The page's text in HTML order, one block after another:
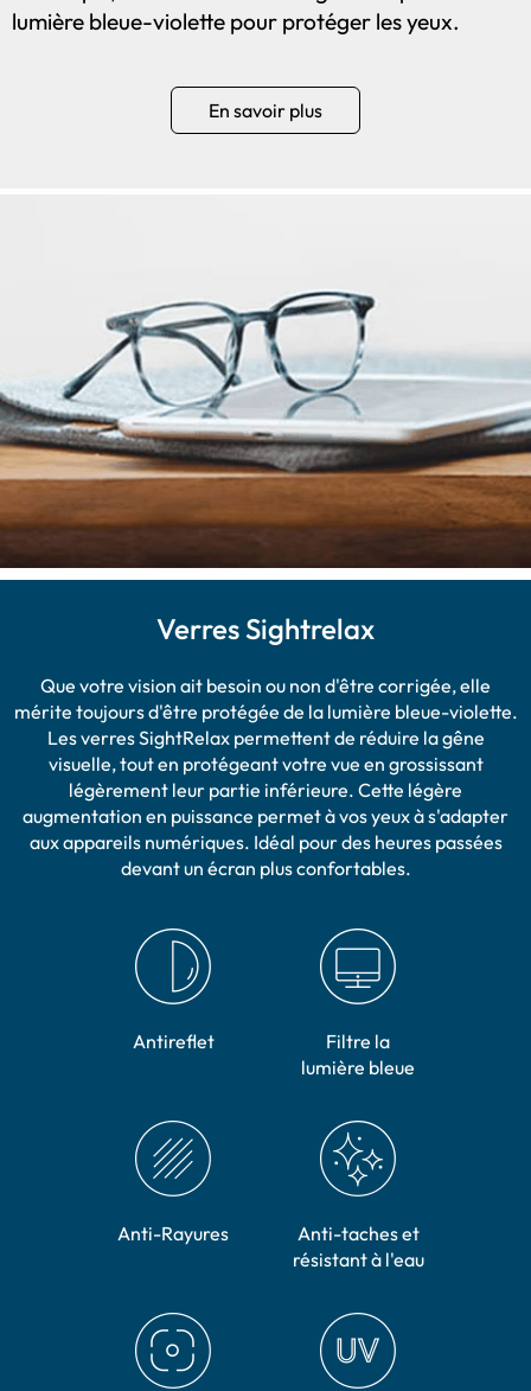
lumière bleue-violette pour protéger les yeux.
En savoir plus
Verres Sightrelax
Que votre vision ait besoin ou non d'être corrigée, elle
mérite toujours d'être protégée de la lumière bleue-violette.
Les verres SightRelax permettent de réduire la gêne
visuelle, tout en protégeant votre vue en grossissant
légèrement leur partie inférieure. Cette légère
augmentation en puissance permet à vos yeux à s'adapter
aux appareils numériques. Idéal pour des heures passées
devant un écran plus confortables.
Antireflet
Filtre la
lumière bleue
Anti-Rayures
Anti-taches et
résistant à l'eau